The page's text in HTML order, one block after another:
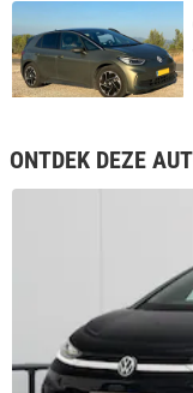
ONTDEK DEZE